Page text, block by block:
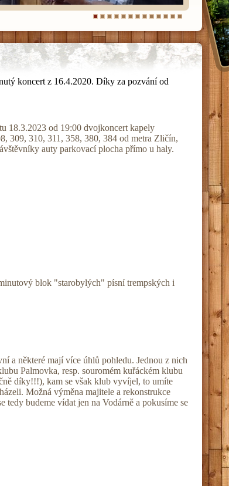
koncert z 16.4.2020. Díky za pozvání od
18.3.2023 od 19:00 dvojkoncert kapely
309, 310, 311, 358, 380, 384 od metra Zličín,
auty parkovací plocha přímo u haly.
blok "starobylých" písní trempských i
a některé mají více úhlů pohledu. Jednou z nich
Palmovka, resp. souromém kuřáckém klubu
díky!!!), kam se však klub vyvíjel, to umíte
Možná výměna majitele a rekonstrukce
budeme vídat jen na Vodárně a pokusíme se